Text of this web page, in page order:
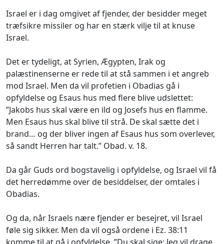
Israel er i dag omgivet af fjender, der besidder meget
træfsikre missiler og har en stærk vilje til at knuse
Israel.
Det er tydeligt, at Syrien, Ægypten, Irak og
palæstinenserne er rede til at stå sammen i et angreb
mod Israel. Men da vil profetien i Obadias gå i
opfyldelse og Esaus hus med flere blive udslettet:
”Jakobs hus skal være en ild og Josefs hus en flamme.
Men Esaus hus skal blive til strå. De skal sætte det i
brand… og der bliver ingen af Esaus hus som overlever,
så sandt Herren har talt.” Obad. v. 18.
Da går Guds ord bogstavelig i opfyldelse, og Israel vil få
det herredømme over de besiddelser, der omtales i
Obadias.
Og da, når Israels nære fjender er besejret, vil Israel
føle sig sikker. Men da vil også ordene i Ez. 38:11